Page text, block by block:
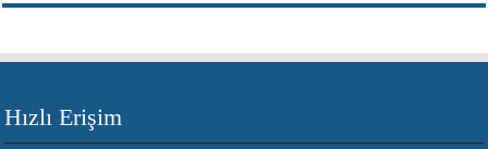
Hızlı Erişim